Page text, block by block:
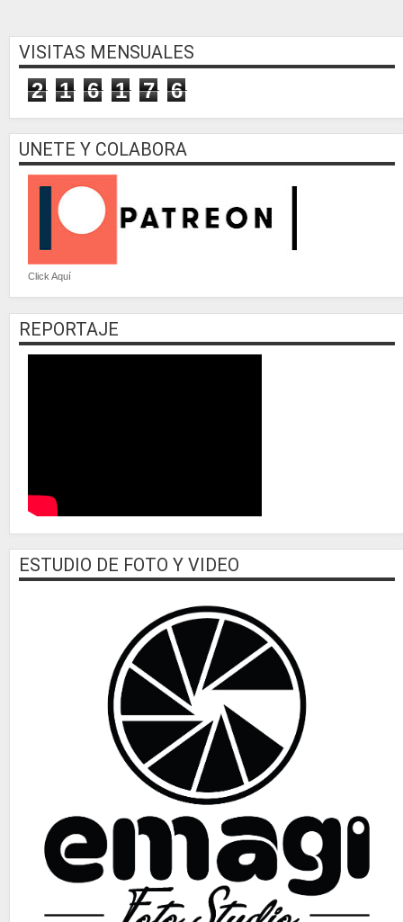
VISITAS MENSUALES
2 1 6 1 7 6
UNETE Y COLABORA
Click Aquí
REPORTAJE
ESTUDIO DE FOTO Y VIDEO